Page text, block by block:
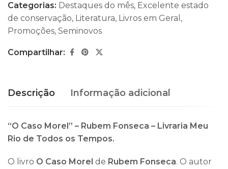
Categorias: Destaques do mês, Excelente estado
de conservação, Literatura, Livros em Geral ,
Promoções, Seminovos
Compartilhar:
Descrição Informação adicional
“O Caso Morel” – Rubem Fonseca – Livraria Meu
Rio de Todos os Tempos.
O livro O Caso Morel de Rubem Fonseca. O autor